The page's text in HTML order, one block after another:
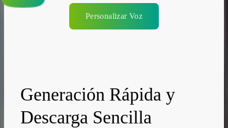
Personalizar Voz
Generación Rápida y
Descarga Sencilla